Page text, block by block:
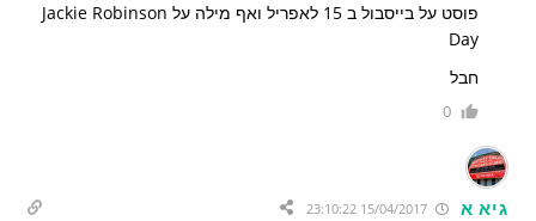
פוסט על בייסבול ב 15 לאפריל ואף מילה על Jackie Robinson
Day
חבל
0
גיא א